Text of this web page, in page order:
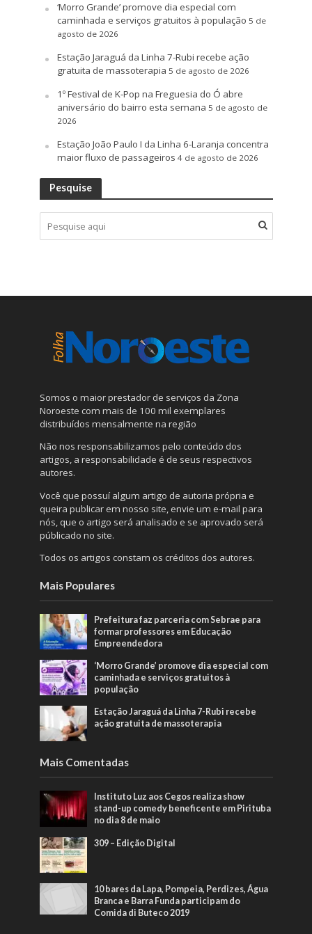
‘Morro Grande’ promove dia especial com
caminhada e serviços gratuitos à população 5 de
agosto de 2026
Estação Jaraguá da Linha 7-Rubi recebe ação
gratuita de massoterapia 5 de agosto de 2026
1º Festival de K-Pop na Freguesia do Ó abre
aniversário do bairro esta semana 5 de agosto de
2026
Estação João Paulo I da Linha 6-Laranja concentra
maior fluxo de passageiros 4 de agosto de 2026
Pesquise
Somos o maior prestador de serviços da Zona
Noroeste com mais de 100 mil exemplares
distribuídos mensalmente na região
Não nos responsabilizamos pelo conteúdo dos
artigos, a responsabilidade é de seus respectivos
autores.
Você que possuí algum artigo de autoria própria e
queira publicar em nosso site, envie um e-mail para
nós, que o artigo será analisado e se aprovado será
públicado no site.
Todos os artigos constam os créditos dos autores.
Mais Populares
Prefeitura faz parceria com Sebrae para
formar professores em Educação
Empreendedora
‘Morro Grande’ promove dia especial com
caminhada e serviços gratuitos à
população
Estação Jaraguá da Linha 7-Rubi recebe
ação gratuita de massoterapia
Mais Comentadas
Instituto Luz aos Cegos realiza show
stand-up comedy beneficente em Pirituba
no dia 8 de maio
309 – Edição Digital
10 bares da Lapa, Pompeia, Perdizes, Água
Branca e Barra Funda participam do
Comida di Buteco 2019